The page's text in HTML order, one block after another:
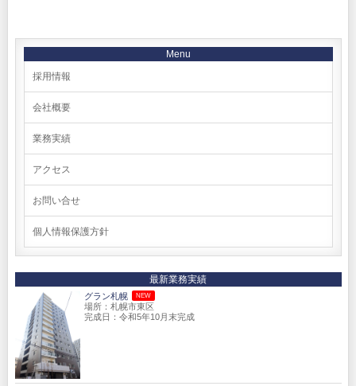
Menu
採用情報
会社概要
業務実績
アクセス
お問い合せ
個人情報保護方針
最新業務実績
グラン札幌 NEW
場所：札幌市東区
完成日：令和5年10月末完成